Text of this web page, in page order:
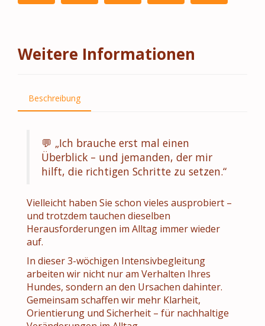
Weitere Informationen
Beschreibung
💬 „Ich brauche erst mal einen
Überblick – und jemanden, der mir
hilft, die richtigen Schritte zu setzen.“
Vielleicht haben Sie schon vieles ausprobiert –
und trotzdem tauchen dieselben
Herausforderungen im Alltag immer wieder
auf.
In dieser 3-wöchigen Intensivbegleitung
arbeiten wir nicht nur am Verhalten Ihres
Hundes, sondern an den Ursachen dahinter.
Gemeinsam schaffen wir mehr Klarheit,
Orientierung und Sicherheit – für nachhaltige